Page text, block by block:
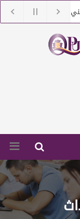
جامعة
الماجستير والدكتوراه